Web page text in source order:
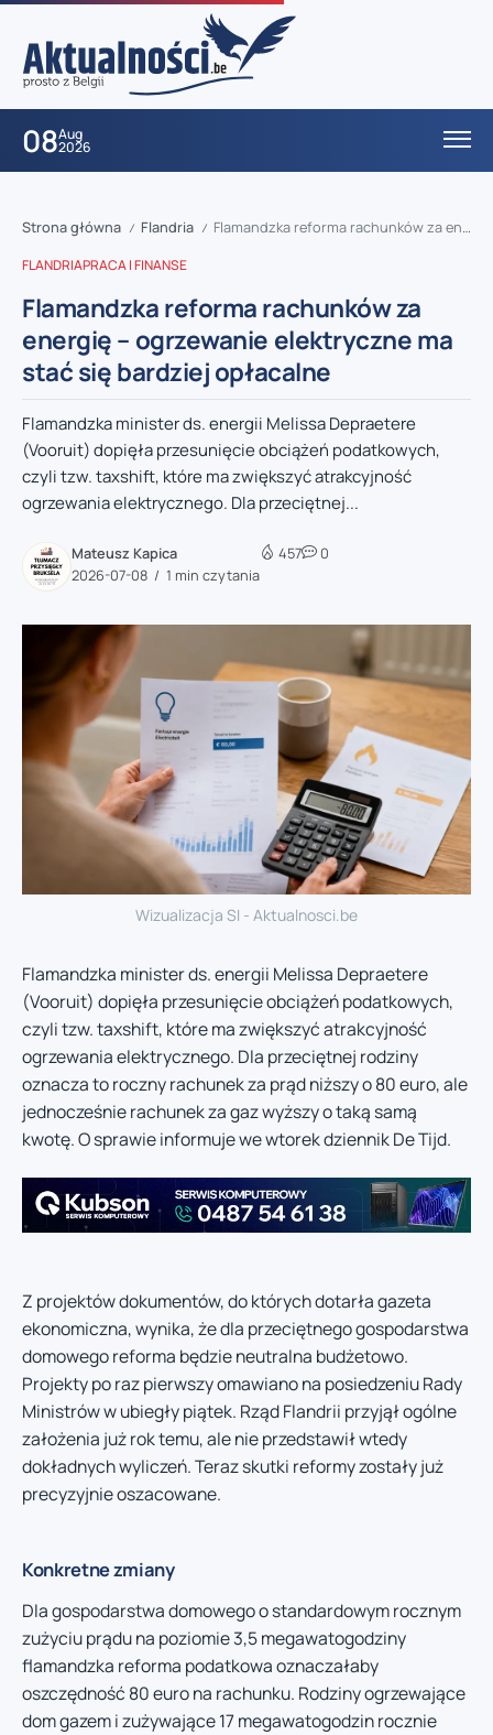
08Aug
2026
Strona główna / Flandria / Flamandzka reforma rachunków za energię – ogrzewanie elektryczne ma stać się bardziej opłacalne
FLANDRIAPRACA I FINANSE
Flamandzka reforma rachunków za
energię – ogrzewanie elektryczne ma
stać się bardziej opłacalne
Flamandzka minister ds. energii Melissa Depraetere
(Vooruit) dopięła przesunięcie obciążeń podatkowych,
czyli tzw. taxshift, które ma zwiększyć atrakcyjność
ogrzewania elektrycznego. Dla przeciętnej...
Mateusz Kapica
2026-07-08
1 min czytania
457 0
Wizualizacja SI - Aktualnosci.be
Flamandzka minister ds. energii Melissa Depraetere
(Vooruit) dopięła przesunięcie obciążeń podatkowych,
czyli tzw. taxshift, które ma zwiększyć atrakcyjność
ogrzewania elektrycznego. Dla przeciętnej rodziny
oznacza to roczny rachunek za prąd niższy o 80 euro, ale
jednocześnie rachunek za gaz wyższy o taką samą
kwotę. O sprawie informuje we wtorek dziennik De Tijd.
Z projektów dokumentów, do których dotarła gazeta
ekonomiczna, wynika, że dla przeciętnego gospodarstwa
domowego reforma będzie neutralna budżetowo.
Projekty po raz pierwszy omawiano na posiedzeniu Rady
Ministrów w ubiegły piątek. Rząd Flandrii przyjął ogólne
założenia już rok temu, ale nie przedstawił wtedy
dokładnych wyliczeń. Teraz skutki reformy zostały już
precyzyjnie oszacowane.
Konkretne zmiany
Dla gospodarstwa domowego o standardowym rocznym
zużyciu prądu na poziomie 3,5 megawatogodziny
flamandzka reforma podatkowa oznaczałaby
oszczędność 80 euro na rachunku. Rodziny ogrzewające
dom gazem i zużywające 17 megawatogodzin rocznie